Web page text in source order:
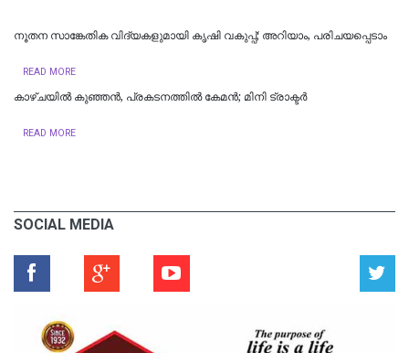
നൂതന സാങ്കേതിക വിദ്യകളുമായി കൃഷി വകുപ്പ്; അറിയാം, പരിചയപ്പെടാം
READ MORE
കാഴ്ചയിൽ കുഞ്ഞൻ, പ്രകടനത്തിൽ കേമൻ; മിനി ട്രാക്ടർ
READ MORE
SOCIAL MEDIA